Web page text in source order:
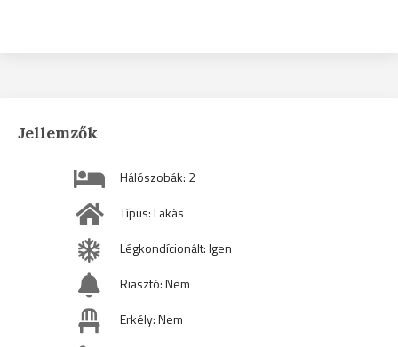
Jellemzők
Hálószobák: 2
Típus: Lakás
Légkondícionált: Igen
Riasztó: Nem
Erkély: Nem